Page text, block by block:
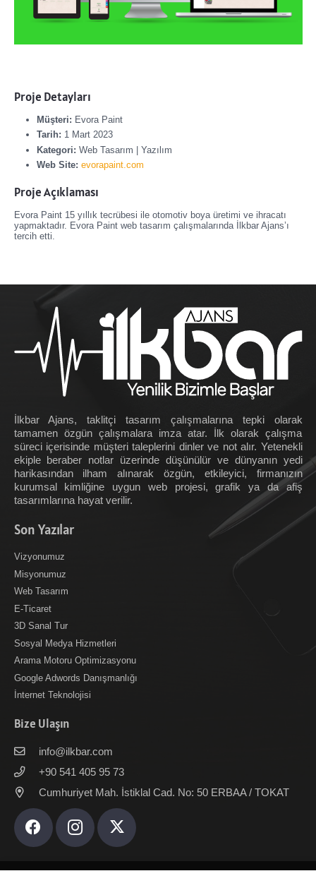
Proje Detayları
Müşteri: Evora Paint
Tarih: 1 Mart 2023
Kategori: Web Tasarım | Yazılım
Web Site: evorapaint.com
Proje Açıklaması
Evora Paint 15 yıllık tecrübesi ile otomotiv boya üretimi ve ihracatı
yapmaktadır. Evora Paint web tasarım çalışmalarında İlkbar Ajans’ı
tercih etti.
İlkbar Ajans, taklitçi tasarım çalışmalarına tepki olarak
tamamen özgün çalışmalara imza atar. İlk olarak çalışma
süreci içerisinde müşteri taleplerini dinler ve not alır. Yetenekli
ekiple beraber notlar üzerinde düşünülür ve dünyanın yedi
harikasından ilham alınarak özgün, etkileyici, firmanızın
kurumsal kimliğine uygun web projesi, grafik ya da afiş
tasarımlarına hayat verilir.
Son Yazılar
Vizyonumuz
Misyonumuz
Web Tasarım
E-Ticaret
3D Sanal Tur
Sosyal Medya Hizmetleri
Arama Motoru Optimizasyonu
Google Adwords Danışmanlığı
İnternet Teknolojisi
Bize Ulaşın
info@ilkbar.com
+90 541 405 95 73
Cumhuriyet Mah. İstiklal Cad. No: 50 ERBAA / TOKAT